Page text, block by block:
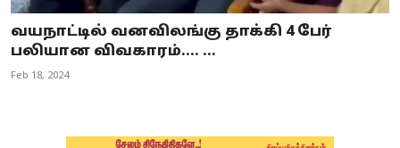
வயநாட்டில் வனவிலங்கு தாக்கி 4 பேர்
பலியான விவகாரம்.... ...
Feb 18, 2024